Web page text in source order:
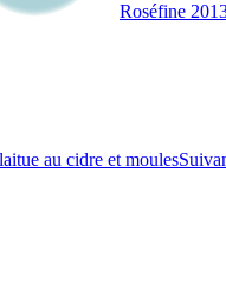
Roséfine
au cidre et moules